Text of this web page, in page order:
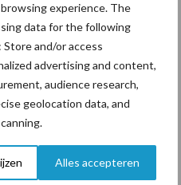
experience. The
data for the following
and/or access
advertising and content,
audience research,
geolocation data, and
Alles accepteren
DOC
Kaas en
DMK
Group
kondige